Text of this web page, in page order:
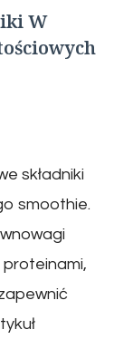
W
składniki
smoothie.
proteinami,